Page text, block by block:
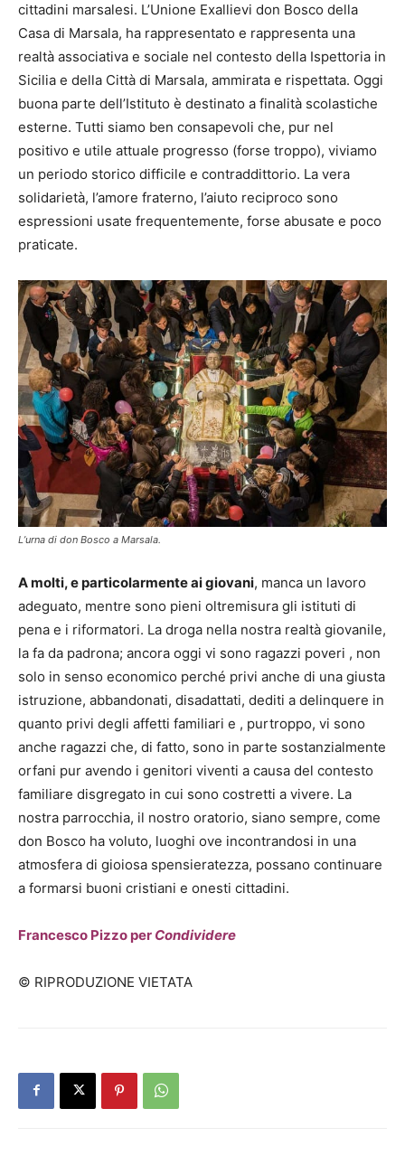
cittadini marsalesi. L’Unione Exallievi don Bosco della
Casa di Marsala, ha rappresentato e rappresenta una
realtà associativa e sociale nel contesto della Ispettoria in
Sicilia e della Città di Marsala, ammirata e rispettata. Oggi
buona parte dell’Istituto è destinato a finalità scolastiche
esterne. Tutti siamo ben consapevoli che, pur nel
positivo e utile attuale progresso (forse troppo), viviamo
un periodo storico difficile e contraddittorio. La vera
solidarietà, l’amore fraterno, l’aiuto reciproco sono
espressioni usate frequentemente, forse abusate e poco
praticate.
L’urna di don Bosco a Marsala.
A molti, e particolarmente ai giovani, manca un lavoro
adeguato, mentre sono pieni oltremisura gli istituti di
pena e i riformatori. La droga nella nostra realtà giovanile,
la fa da padrona; ancora oggi vi sono ragazzi poveri , non
solo in senso economico perché privi anche di una giusta
istruzione, abbandonati, disadattati, dediti a delinquere in
quanto privi degli affetti familiari e , purtroppo, vi sono
anche ragazzi che, di fatto, sono in parte sostanzialmente
orfani pur avendo i genitori viventi a causa del contesto
familiare disgregato in cui sono costretti a vivere. La
nostra parrocchia, il nostro oratorio, siano sempre, come
don Bosco ha voluto, luoghi ove incontrandosi in una
atmosfera di gioiosa spensieratezza, possano continuare
a formarsi buoni cristiani e onesti cittadini.
Francesco Pizzo per Condividere
© RIPRODUZIONE VIETATA